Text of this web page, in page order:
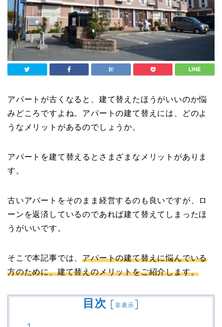
アパートが古くなると、建て替えたほうがいいのか悩
みどころですよね。アパートの建て替えには、どのよ
うなメリットがあるのでしょうか。
アパートを建て替えるとさまざまなメリットがありま
す。
古いアパートをそのまま経営するのも良いですが、ロ
ーンを返済しているのであれば建て替えてしまったほ
うがいいです。
そこで本記事では、アパートの建て替えに悩んでいる
方のために、建て替えのメリットをご紹介します。
目次 [非表示]